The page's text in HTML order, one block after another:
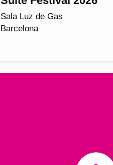
Sala Luz de Gas
Barcelona